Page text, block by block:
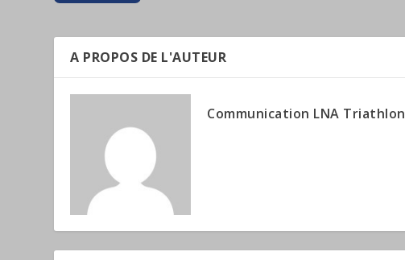
A PROPOS DE L'AUTEUR
Communication LNA Triathlon